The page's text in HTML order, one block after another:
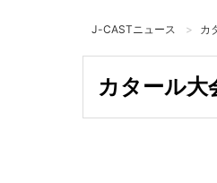
J-CASTニュース カ
カタール大